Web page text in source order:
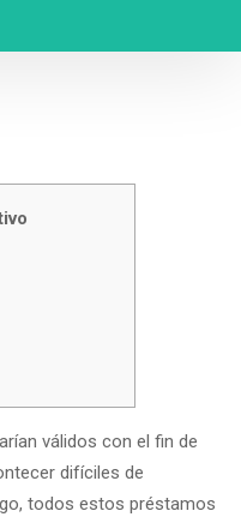
válidos con el fin de
difíciles de
todos estos préstamos